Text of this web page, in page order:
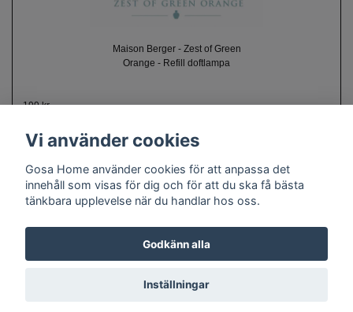
Maison Berger - Zest of Green
Orange - Refill doftlampa
199 kr
© Copyright 2026 Gosa Home
Vi använder cookies
Gosa Home använder cookies för att anpassa det
innehåll som visas för dig och för att du ska få bästa
tänkbara upplevelse när du handlar hos oss.
Godkänn alla
Inställningar